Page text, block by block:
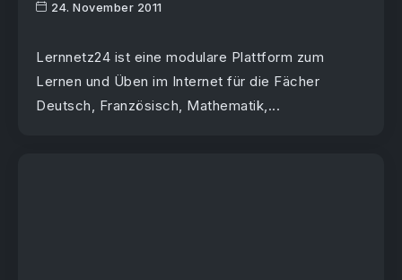
24. November 2011
Lernnetz24 ist eine modulare Plattform zum
Lernen und Üben im Internet für die Fächer
Deutsch, Französisch, Mathematik,...